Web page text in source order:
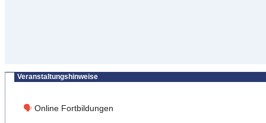
Veranstaltungshinweise
🗣 Online Fortbildungen